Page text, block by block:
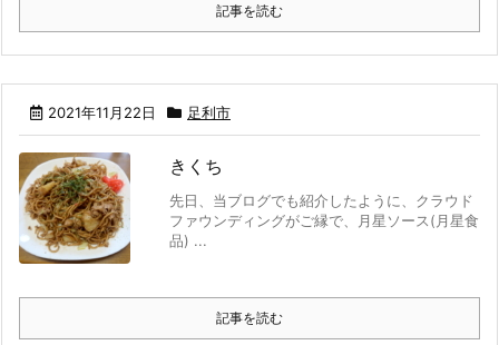
記事を読む
2021年11月22日 足利市
きくち
先日、当ブログでも紹介したように、クラウド
ファウンディングがご縁で、月星ソース(月星食
品) ...
記事を読む